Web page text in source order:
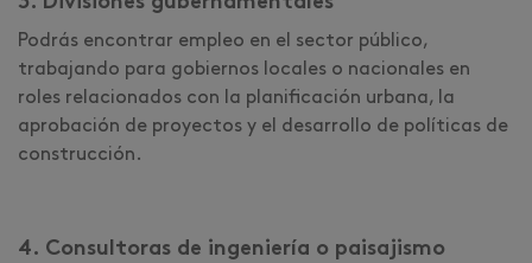
Podrás encontrar empleo en el sector público,
trabajando para gobiernos locales o nacionales en
roles relacionados con la planificación urbana, la
aprobación de proyectos y el desarrollo de políticas de
construcción.
4. Consultoras de ingeniería o paisajismo